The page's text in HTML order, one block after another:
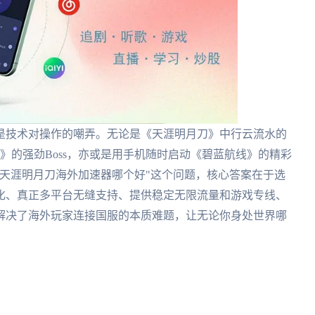
术对操作的嘲弄。无论是《天涯明月刀》中行云流水的
的强劲Boss，亦或是用手机随时启动《碧蓝航线》的精彩
涯明月刀海外加速器哪个好"这个问题，核心答案在于选
真正多平台无缝支持、提供稳定无限流量和游戏专线、
了海外玩家连接国服的本质难题，让无论你身处世界哪